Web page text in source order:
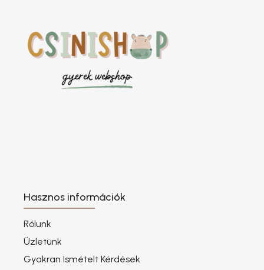
Hasznos információk
Rólunk
Üzletünk
Gyakran Ismételt Kérdések